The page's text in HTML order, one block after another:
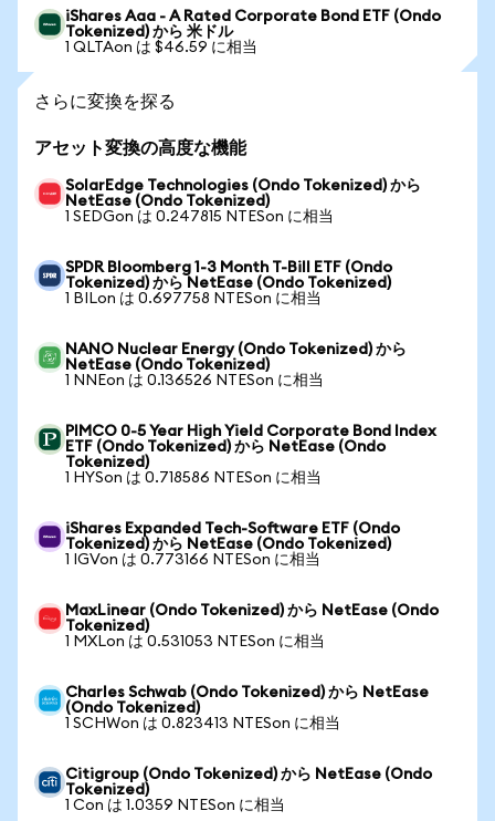
iShares Aaa - A Rated Corporate Bond ETF (Ondo
Tokenized) から 米ドル
1 QLTAon は $46.59 に相当
さらに変換を探る
アセット変換の高度な機能
SolarEdge Technologies (Ondo Tokenized) から
NetEase (Ondo Tokenized)
1 SEDGon は 0.247815 NTESon に相当
SPDR Bloomberg 1-3 Month T-Bill ETF (Ondo
Tokenized) から NetEase (Ondo Tokenized)
1 BILon は 0.697758 NTESon に相当
NANO Nuclear Energy (Ondo Tokenized) から
NetEase (Ondo Tokenized)
1 NNEon は 0.136526 NTESon に相当
PIMCO 0-5 Year High Yield Corporate Bond Index
ETF (Ondo Tokenized) から NetEase (Ondo
Tokenized)
1 HYSon は 0.718586 NTESon に相当
iShares Expanded Tech-Software ETF (Ondo
Tokenized) から NetEase (Ondo Tokenized)
1 IGVon は 0.773166 NTESon に相当
MaxLinear (Ondo Tokenized) から NetEase (Ondo
Tokenized)
1 MXLon は 0.531053 NTESon に相当
Charles Schwab (Ondo Tokenized) から NetEase
(Ondo Tokenized)
1 SCHWon は 0.823413 NTESon に相当
Citigroup (Ondo Tokenized) から NetEase (Ondo
Tokenized)
1 Con は 1.0359 NTESon に相当